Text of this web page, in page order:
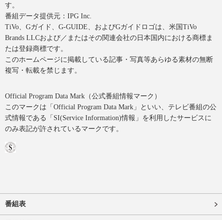
す。
番組データ提供元：IPG Inc.
TiVo、Gガイド、G-GUIDE、およびGガイドロゴは、米国TiVo
Brands LLCおよび／またはその関連会社の日本国内における商標ま
たは登録商標です。
このホームページに掲載している記事・写真等あらゆる素材の無断
複写・転載を禁じます。
Official Program Data Mark（公式番組情報マーク）
このマークは「Official Program Data Mark」といい、テレビ番組の公
式情報である「SI(Service Information)情報」を利用したサービスに
のみ表記が許されているマークです。
番組表